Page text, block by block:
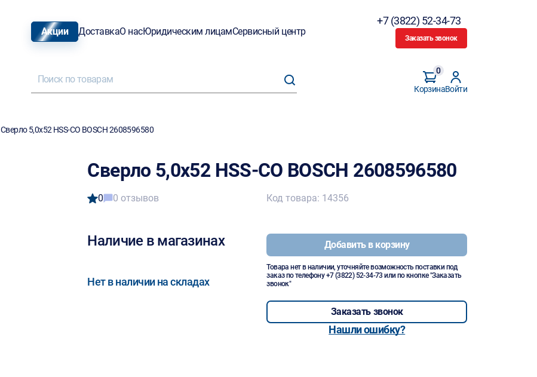
Акции ДоставкаО насЮридическим лицамСервисный центр
+7 (3822) 52-34-73
Заказать звонок
Корзина
0
Войти
Сверло 5,0х52 HSS-CO BOSCH 2608596580
Сверло 5,0х52 HSS-CO BOSCH 2608596580
0 0 отзывов
Наличие в магазинах
Нет в наличии на складах
Код товара: 14356
Добавить в корзину
Товара нет в наличии, уточняйте возможность поставки под
заказ по телефону+7 (3822) 52-34-73 или по кнопке "Заказать
звонок"
Заказать звонок
Нашли ошибку?